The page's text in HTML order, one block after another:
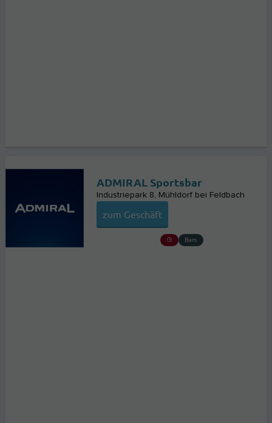
ADMIRAL Sportsbar
Industriepark 8 Mühldorf bei Feldbach
zum Geschäft
Bars